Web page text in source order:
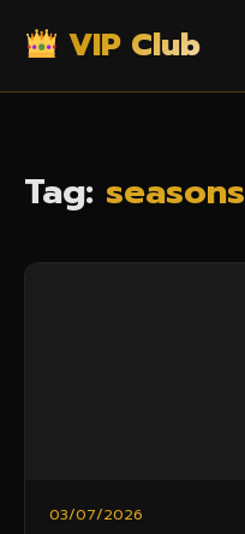
VIP Club
Tag: seasons
03/07/2026